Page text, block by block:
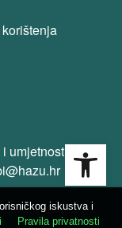
Sva
iskustva i
Pravila privatnosti